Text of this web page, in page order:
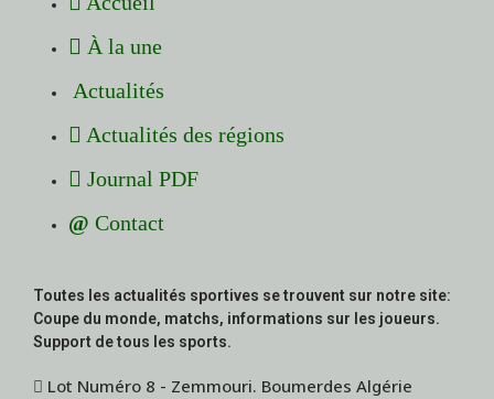
À la une
Actualités
Actualités des régions
Journal PDF
Contact
Toutes les actualités sportives se trouvent sur notre site:
Coupe du monde, matchs, informations sur les joueurs.
Support de tous les sports.
Lot Numéro 8 - Zemmouri. Boumerdes Algérie